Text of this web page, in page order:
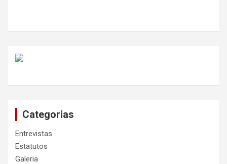
Categorias
Entrevistas
Estatutos
Galeria